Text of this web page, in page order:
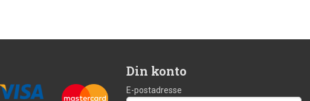
Din konto
E-postadresse